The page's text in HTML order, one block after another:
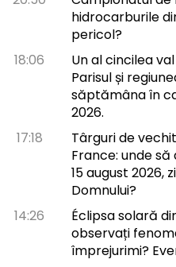
hidrocarburile
pericol?
18:06
Un al cincilea
Parisul și
săptămâna în
2026.
17:18
Târguri de
France: unde
15 august 2026,
Domnului?
14:26
Éclipsa solară
observați
împrejurimi?